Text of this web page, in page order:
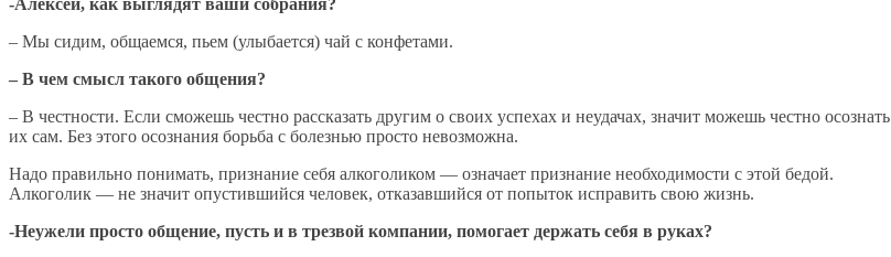
– Мы сидим, общаемся, пьем (улыбается) чай с конфетами.
– В чем смысл такого общения?
– В честности. Если сможешь честно рассказать другим о своих успехах и неудачах, значит можешь честно осознать
их сам. Без этого осознания борьба с болезнью просто невозможна.
Надо правильно понимать, признание себя алкоголиком — означает признание необходимости с этой бедой.
Алкоголик — не значит опустившийся человек, отказавшийся от попыток исправить свою жизнь.
-Неужели просто общение, пусть и в трезвой компании, помогает держать себя в руках?